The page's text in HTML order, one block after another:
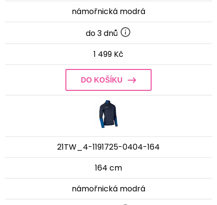
námořnická modrá
do 3 dnů
1 499 Kč
DO KOŠÍKU
21TW_4-1191725-0404-164
164 cm
námořnická modrá